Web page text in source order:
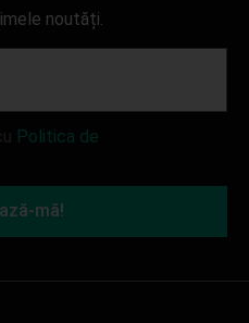
noutăți.
Politica de
mă!